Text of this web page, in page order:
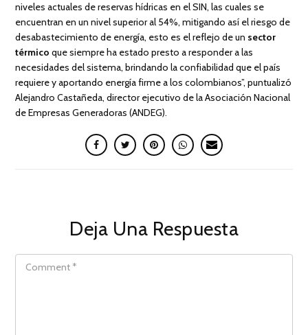
niveles actuales de reservas hídricas en el SIN, las cuales se
encuentran en un nivel superior al 54%, mitigando así el riesgo de
desabastecimiento de energía, esto es el reflejo de un sector
térmicoque siempre ha estado presto a responder a las
necesidades del sistema, brindando la confiabilidad que el país
requiere y aportando energía firme a los colombianos”, puntualizó
Alejandro Castañeda, director ejecutivo de la Asociación Nacional
de Empresas Generadoras (ANDEG).
Deja Una Respuesta
COMMENT